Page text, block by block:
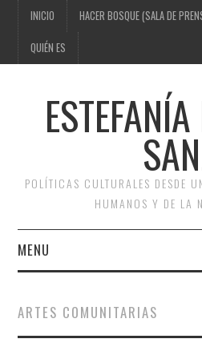
INICIO HACER BOSQUE (SALA DE
QUIÉN ES
POLÍTICAS CULTURALES DESDE
HUMANOS Y DE LA
MENU
HACER BOSQUE (SALA DE
ARTES COMUNITARIAS